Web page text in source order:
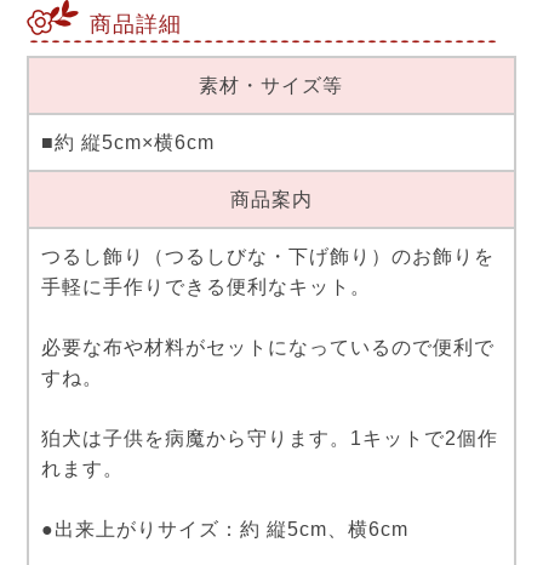
商品詳細
素材・サイズ等
■約 縦5cm×横6cm
商品案内
つるし飾り（つるしびな・下げ飾り）のお飾りを
手軽に手作りできる便利なキット。
必要な布や材料がセットになっているので便利で
すね。
狛犬は子供を病魔から守ります。1キットで2個作
れます。
●出来上がりサイズ：約 縦5cm、横6cm